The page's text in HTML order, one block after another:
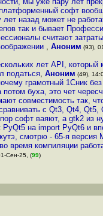
софт
лет назад может не
так и бывает
считают
, Аноним (93),
лет API, который
податься, Аноним (49),
грамотный 1Сник
потом буха, это чет
совместимость так,
с Qt3, Qt4, Qt5,
софт ваяют, а gtk2 из
на import PyQt6 и
смотрю - 65-я версия
время компиляции
Сен-25, (99)